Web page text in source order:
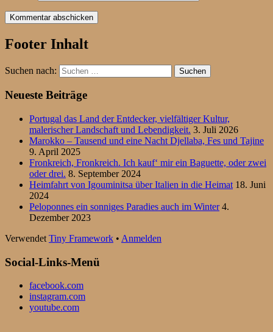
Footer Inhalt
Suchen nach:
Neueste Beiträge
Portugal das Land der Entdecker, vielfältiger Kultur,
malerischer Landschaft und Lebendigkeit. 3. Juli 2026
Marokko – Tausend und eine Nacht Djellaba, Fes und Tajine
9. April 2025
Fronkreich, Fronkreich. Ich kauf‘ mir ein Baguette, oder zwei
oder drei. 8. September 2024
Heimfahrt von Igouminitsa über Italien in die Heimat 18. Juni
2024
Peloponnes ein sonniges Paradies auch im Winter 4.
Dezember 2023
Verwendet Tiny Framework • Anmelden
Social-Links-Menü
facebook.com
instagram.com
youtube.com